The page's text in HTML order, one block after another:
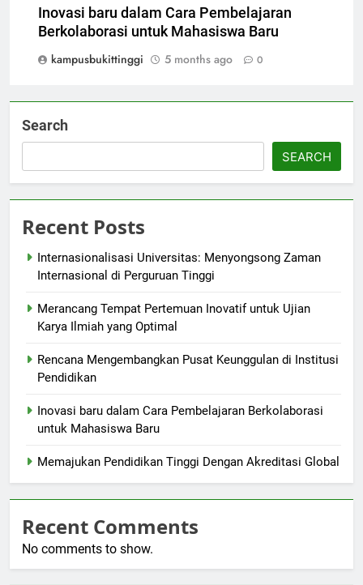
Inovasi baru dalam Cara Pembelajaran
Berkolaborasi untuk Mahasiswa Baru
kampusbukittinggi
5 months ago 0
Search
SEARCH
Recent Posts
Internasionalisasi Universitas: Menyongsong Zaman
Internasional di Perguruan Tinggi
Merancang Tempat Pertemuan Inovatif untuk Ujian
Karya Ilmiah yang Optimal
Rencana Mengembangkan Pusat Keunggulan di Institusi
Pendidikan
Inovasi baru dalam Cara Pembelajaran Berkolaborasi
untuk Mahasiswa Baru
Memajukan Pendidikan Tinggi Dengan Akreditasi Global
Recent Comments
No comments to show.